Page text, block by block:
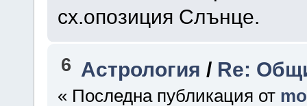
сх.опозиция Слънце.
6 Астрология / Re:
« Последна публикация от